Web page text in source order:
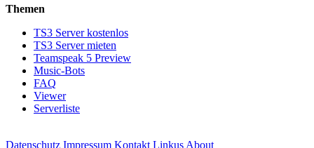
Themen
TS3 Server kostenlos
TS3 Server mieten
Teamspeak 5 Preview
Music-Bots
FAQ
Viewer
Serverliste
Datenschutz Impressum Kontakt Linkus About